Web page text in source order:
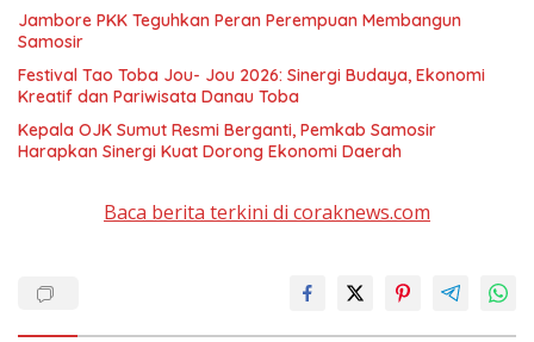
Jambore PKK Teguhkan Peran Perempuan Membangun
Samosir
Festival Tao Toba Jou- Jou 2026: Sinergi Budaya, Ekonomi
Kreatif dan Pariwisata Danau Toba
Kepala OJK Sumut Resmi Berganti, Pemkab Samosir
Harapkan Sinergi Kuat Dorong Ekonomi Daerah
Baca berita terkini di coraknews.com